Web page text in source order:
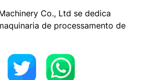
Co., Ltd se dedica
de processamento de